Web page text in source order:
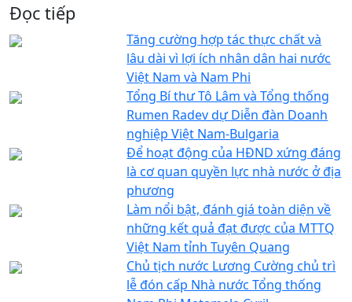
Đọc tiếp
Tăng cường hợp tác thực chất và
lâu dài vì lợi ích nhân dân hai nước
Việt Nam và Nam Phi
Tổng Bí thư Tô Lâm và Tổng thống
Rumen Radev dự Diễn đàn Doanh
nghiệp Việt Nam-Bulgaria
Để hoạt động của HĐND xứng đáng
là cơ quan quyền lực nhà nước ở địa
phương
Làm nổi bật, đánh giá toàn diện về
những kết quả đạt được của MTTQ
Việt Nam tỉnh Tuyên Quang
Chủ tịch nước Lương Cường chủ trì
lễ đón cấp Nhà nước Tổng thống